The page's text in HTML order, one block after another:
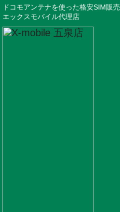
ドコモアンテナを使った格安SIM販売
エックスモバイル代理店